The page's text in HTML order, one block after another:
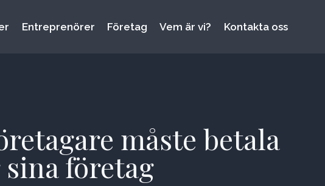
Entreprenörer Företag Vem är vi? Kontakta oss
måste betala
företag